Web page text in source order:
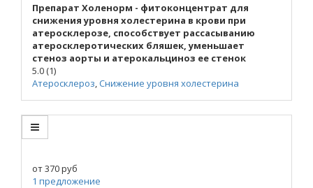
Препарат Холенорм - фитоконцентрат для
снижения уровня холестерина в крови при
атеросклерозе, способствует рассасыванию
атеросклеротических бляшек, уменьшает
стеноз аорты и атерокальциноз ее стенок
5.0(1)
Атеросклероз,Снижение уровня холестерина
от370руб
1 предложение